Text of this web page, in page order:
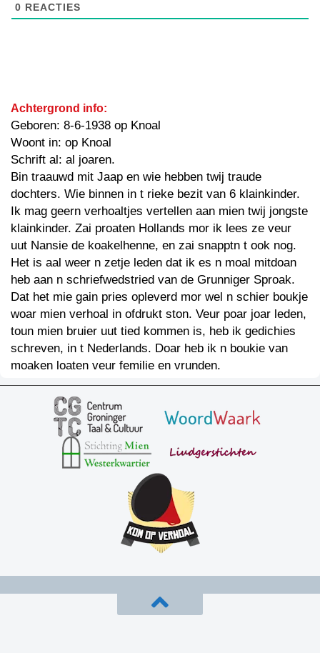
0 REACTIES
Achtergrond info:
Geboren: 8-6-1938 op Knoal
Woont in: op Knoal
Schrift al: al joaren.
Bin traauwd mit Jaap en wie hebben twij traude
dochters. Wie binnen in t rieke bezit van 6 klainkinder.
Ik mag geern verhoaltjes vertellen aan mien twij jongste
klainkinder. Zai proaten Hollands mor ik lees ze veur
uut Nansie de koakelhenne, en zai snapptn t ook nog.
Het is aal weer n zetje leden dat ik es n moal mitdoan
heb aan n schriefwedstried van de Grunniger Sproak.
Dat het mie gain pries opleverd mor wel n schier boukje
woar mien verhoal in ofdrukt ston. Veur poar joar leden,
toun mien bruier uut tied kommen is, heb ik gedichies
schreven, in t Nederlands. Doar heb ik n boukie van
moaken loaten veur femilie en vrunden.